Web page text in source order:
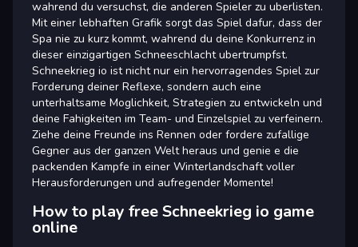
wahrend du versuchst, die anderen Spieler zu uberlisten.
Mit einer lebhaften Grafik sorgt das Spiel dafur, dass der
Spa nie zu kurz kommt, wahrend du deine Konkurrenz in
dieser einzigartigen Schneeschlacht ubertrumpfst.
Schneekrieg io ist nicht nur ein hervorragendes Spiel zur
Forderung deiner Reflexe, sondern auch eine
unterhaltsame Moglichkeit, Strategien zu entwickeln und
deine Fahigkeiten im Team- und Einzelspiel zu verfeinern.
Ziehe deine Freunde ins Rennen oder fordere zufallige
Gegner aus der ganzen Welt heraus und genie e die
packenden Kampfe in einer Winterlandschaft voller
Herausforderungen und aufregender Momente!
How to play free Schneekrieg io game
online